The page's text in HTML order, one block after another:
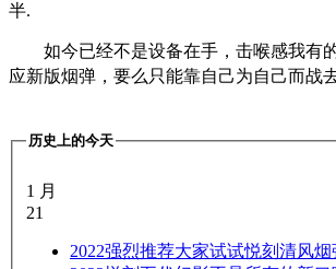
半.
如今已经不是设备在手，击喉感我有
应新版烟弹，要么只能靠自己为自己而战
历史上的今天
1 月
21
2022强烈推荐大家试试悦刻清风烟